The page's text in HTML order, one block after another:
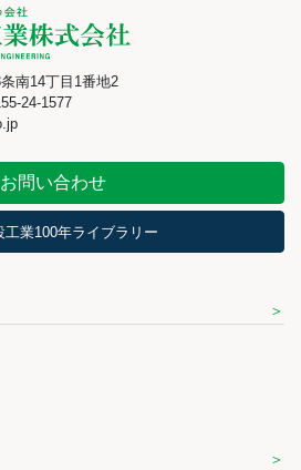
南14丁目1番地2
24-1577
お問い合わせ
工業100年ライブラリー